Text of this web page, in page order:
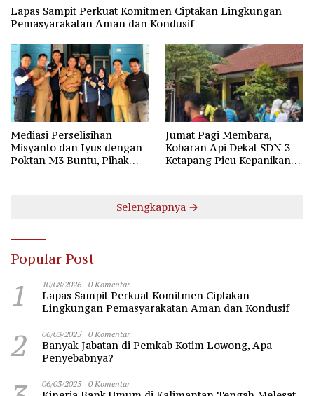
Lapas Sampit Perkuat Komitmen Ciptakan Lingkungan
Pemasyarakatan Aman dan Kondusif
Mediasi Perselisihan
Misyanto dan Iyus dengan
Poktan M3 Buntu, Pihak
Jumat Pagi Membara,
Kobaran Api Dekat SDN 3
Ketapang Picu Kepanikan
Selengkapnya
Popular Post
1 10/08/2026 0 Komentar
Lapas Sampit Perkuat Komitmen Ciptakan
Lingkungan Pemasyarakatan Aman dan Kondusif
2 06/03/2025 0 Komentar
Banyak Jabatan di Pemkab Kotim Lowong, Apa
Penyebabnya?
06/03/2025 0 Komentar